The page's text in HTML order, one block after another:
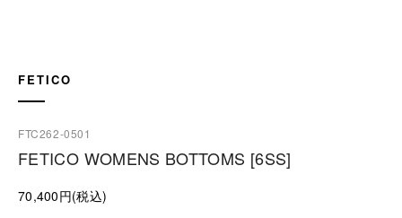
FETICO
FTC262-0501
FETICO WOMENS BOTTOMS [6SS]
70,400円(税込)